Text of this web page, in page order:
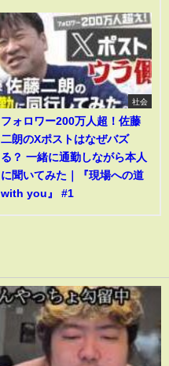
社会
フォロワー200万人超！佐藤
二朗のXポストはなぜバズ
る？ 一緒に通勤しながら本人
に聞いてみた｜『現場への道
with you』 #1